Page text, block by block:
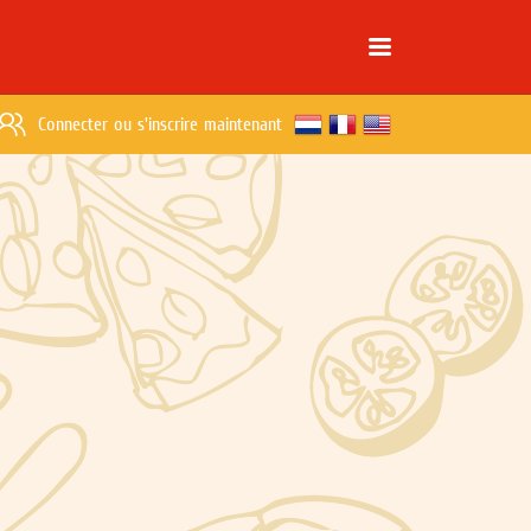
Connecter ou s'inscrire maintenant